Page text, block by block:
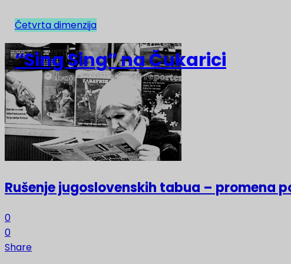
NAJNOVIJE
Rušenje jugoslovenskih tabua – promena
0
0
Share
Četvrta dimenzija
“Sing Sing” na Čukarici